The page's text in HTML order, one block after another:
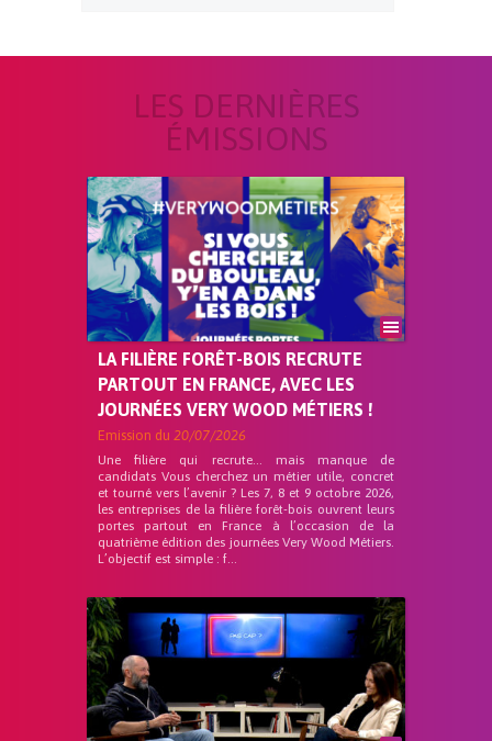
LES DERNIÈRES
ÉMISSIONS
LA FILIÈRE FORÊT-BOIS RECRUTE
PARTOUT EN FRANCE, AVEC LES
JOURNÉES VERY WOOD MÉTIERS !
Emission du 20/07/2026
Une filière qui recrute… mais manque de
candidats Vous cherchez un métier utile, concret
et tourné vers l’avenir ? Les 7, 8 et 9 octobre 2026,
les entreprises de la filière forêt-bois ouvrent leurs
portes partout en France à l’occasion de la
quatrième édition des journées Very Wood Métiers.
L’objectif est simple : f...